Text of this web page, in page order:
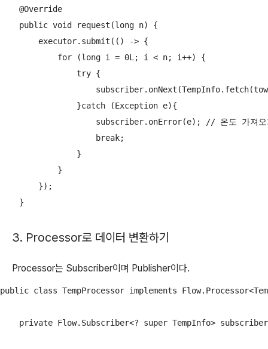
    @Override
    public void request(long n) {
        executor.submit(() -> {
            for (long i = 0L; i < n; i++) {
                try {
                }catch (Exception e){
subscriber.onError(e); // 온도 가져오
                    break;
                }
            }
        });
    }
3. Processor로 데이터 변환하기
Processor는 Subscriber이며 Publisher이다.
public class TempProcessor implements
private Flow.Subscriber<? super TempInfo>